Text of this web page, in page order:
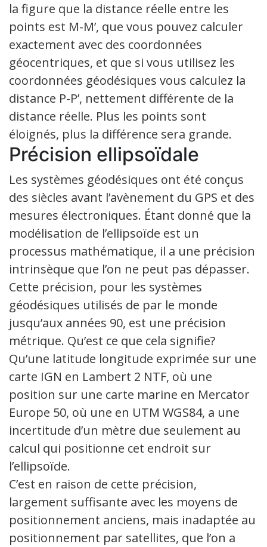
la figure que la distance réelle entre les
points est M-M’, que vous pouvez calculer
exactement avec des coordonnées
géocentriques, et que si vous utilisez les
coordonnées géodésiques vous calculez la
distance P-P’, nettement différente de la
distance réelle. Plus les points sont
éloignés, plus la différence sera grande.
Précision ellipsoïdale
Les systèmes géodésiques ont été conçus
des siècles avant l’avènement du GPS et des
mesures électroniques. Étant donné que la
modélisation de l’ellipsoïde est un
processus mathématique, il a une précision
intrinsèque que l’on ne peut pas dépasser.
Cette précision, pour les systèmes
géodésiques utilisés de par le monde
jusqu’aux années 90, est une précision
métrique. Qu’est ce que cela signifie?
Qu’une latitude longitude exprimée sur une
carte IGN en Lambert 2 NTF, où une
position sur une carte marine en Mercator
Europe 50, où une en UTM WGS84, a une
incertitude d’un mètre due seulement au
calcul qui positionne cet endroit sur
l’ellipsoïde.
C’est en raison de cette précision,
largement suffisante avec les moyens de
positionnement anciens, mais inadaptée au
positionnement par satellites, que l’on a